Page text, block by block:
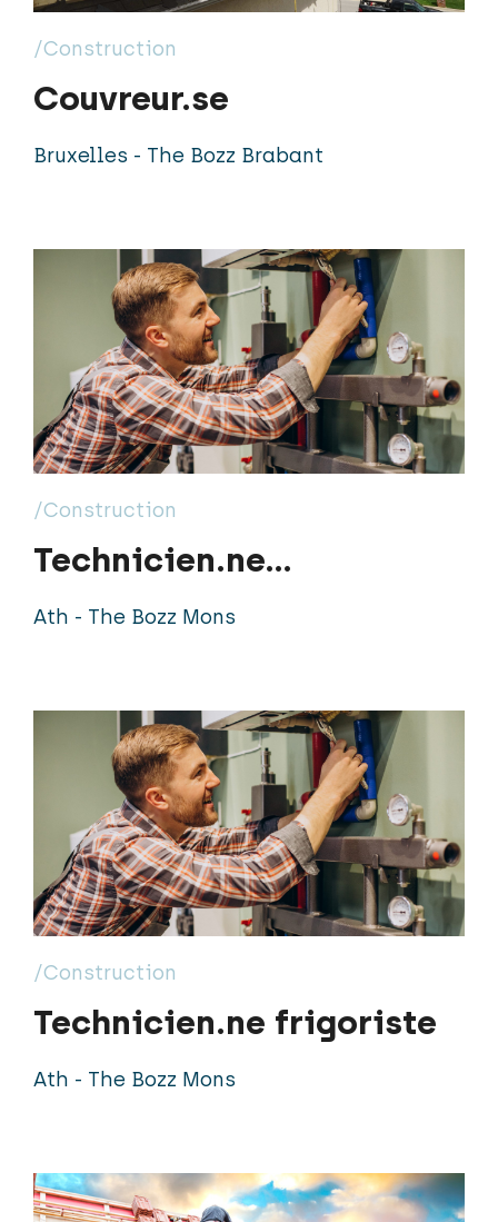
/Construction
Couvreur.se
Bruxelles - The Bozz Brabant
/Construction
Technicien.ne
Chauffagiste
Ath - The Bozz Mons
/Construction
Technicien.ne frigoriste
Ath - The Bozz Mons